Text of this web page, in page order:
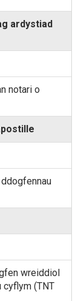
ardystiad
notari o
wreiddiol
cyflym (TNT